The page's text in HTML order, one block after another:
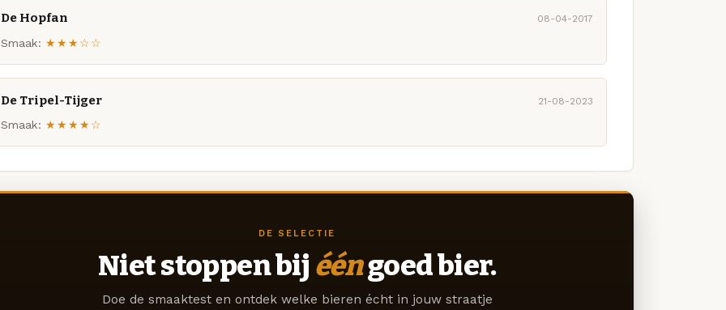
De Hopfan 08-04-2017
Smaak: ★★★☆☆
De Tripel-Tijger 21-08-2023
Smaak: ★★★★☆
DE SELECTIE
Niet stoppen bij ééngoed bier.
Doe de smaaktest en ontdek welke bieren écht in jouw straatje